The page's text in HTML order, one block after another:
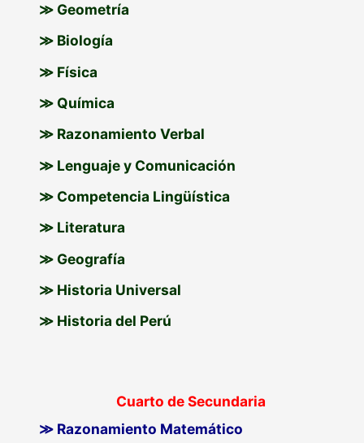
≫ Geometría
≫ Biología
≫ Física
≫ Química
≫ Razonamiento Verbal
≫ Lenguaje y Comunicación
≫ Competencia Lingüística
≫ Literatura
≫ Geografía
≫ Historia Universal
≫ Historia del Perú
Cuarto de Secundaria
≫ Razonamiento Matemático